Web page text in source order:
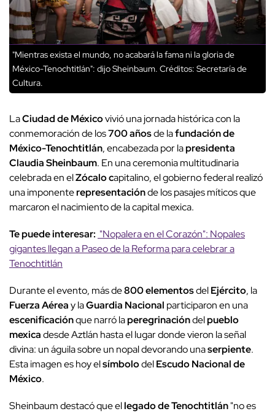
"Mientras exista el mundo, no acabará la fama ni la gloria de
México-Tenochtitlán": dijo Sheinbaum. Créditos: Secretaría de
Cultura.
LaCiudad de Méxicovivió una jornada histórica con la
conmemoración de los700 añosde lafundación de
México-Tenochtitlán, encabezada por lapresidenta
Claudia Sheinbaum. En una ceremonia multitudinaria
celebrada en elZócalo capitalino, el gobierno federal realizó
una imponenterepresentaciónde los pasajes míticos que
marcaron el nacimiento de la capital mexica.
Te puede interesar: "Nopalera en el Corazón": Nopales
gigantes llegan a Paseo de la Reforma para celebrar a
Tenochtitlán
Durante el evento, más de800 elementosdelEjército, la
Fuerza Aéreay laGuardia Nacional participaron en una
escenificaciónque narró laperegrinacióndelpueblo
mexicadesde Aztlán hasta el lugar donde vieron la señal
divina: un águila sobre un nopal devorando unaserpiente.
Esta imagen es hoy elsímbolodelEscudo Nacional de
México.
Sheinbaum destacó que ellegado de Tenochtitlán"no es